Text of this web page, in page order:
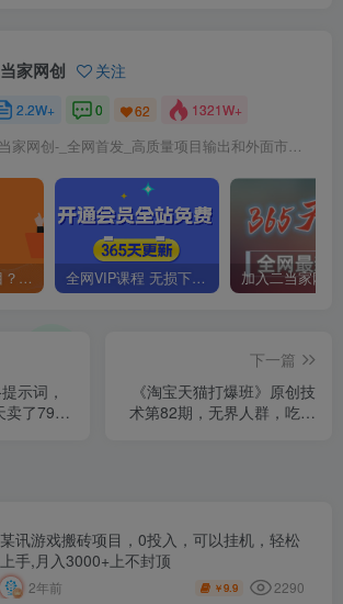
家网创 关注
2.2W+ 0 62 1321W+
二当家网创-_全网首发_高质量项目输出和外面市场高价课程一模一样
你还在到处找项目？还在当韭菜？我靠卖项目一个月收入5万+，曾经我也是个失败者。 全网VIP课程 无损下载~
示词，
卖了790
下一篇
《淘宝天猫打爆班》原创技
术第82期，无界人群，吃透
某讯游戏搬砖项目，0投入，可以挂机，轻松
上手,月入3000+上不封顶
2年前 ￥9.9 2290